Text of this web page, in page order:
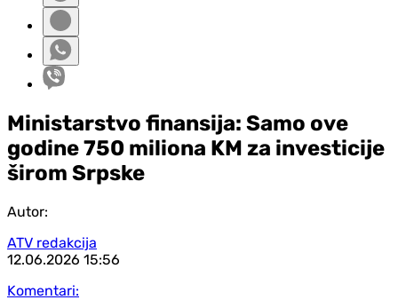
Ministarstvo finansija: Samo ove
godine 750 miliona KM za investicije
širom Srpske
Autor:
ATV redakcija
12.06.2026 15:56
Komentari: